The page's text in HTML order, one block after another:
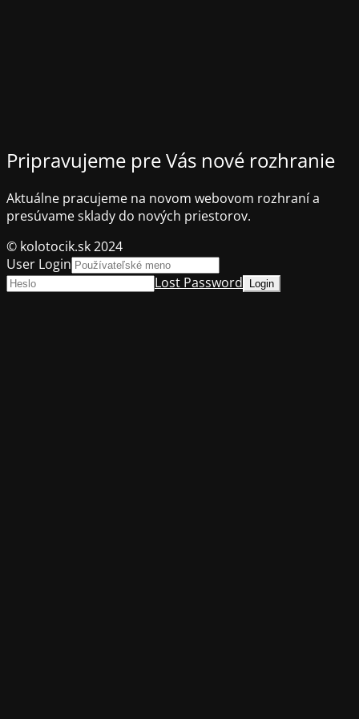
Pripravujeme pre Vás nové rozhranie
Aktuálne pracujeme na novom webovom rozhraní a
presúvame sklady do nových priestorov.
© kolotocik.sk 2024
User Login
Lost Password